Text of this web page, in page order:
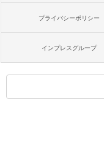
プライバシーポリシー
インプレスグループ